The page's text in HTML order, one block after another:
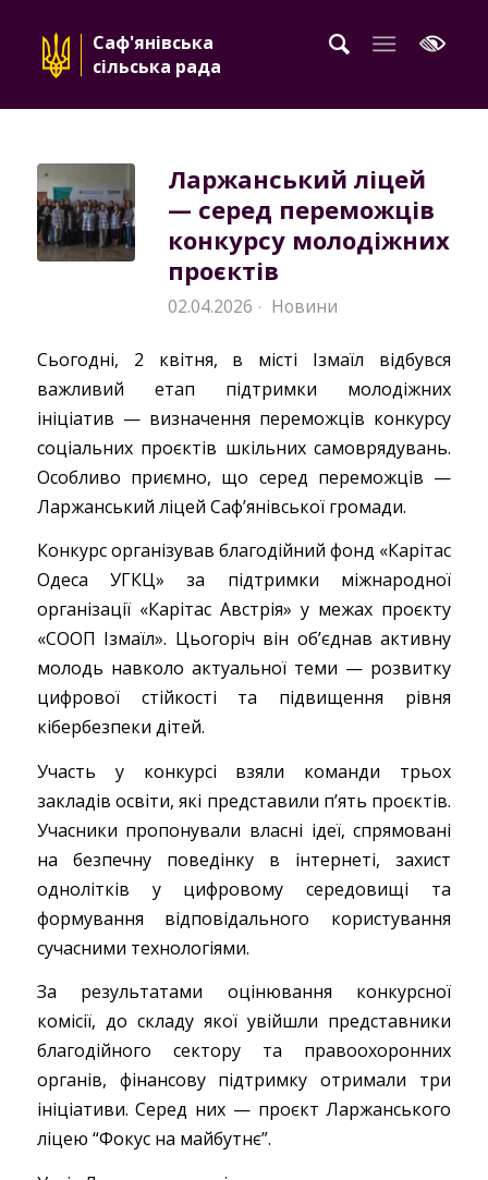
Саф'янівська
сільська рада
Ларжанський ліцей
— серед переможців
конкурсу молодіжних
проєктів
02.04.2026 · Новини
Сьогодні, 2 квітня, в місті Ізмаїл відбувся
важливий етап підтримки молодіжних
ініціатив — визначення переможців конкурсу
соціальних проєктів шкільних самоврядувань.
Особливо приємно, що серед переможців —
Ларжанський ліцей Саф’янівської громади.
Конкурс організував благодійний фонд «Карітас
Одеса УГКЦ» за підтримки міжнародної
організації «Карітас Австрія» у межах проєкту
«СООП Ізмаїл». Цьогоріч він об’єднав активну
молодь навколо актуальної теми — розвитку
цифрової стійкості та підвищення рівня
кібербезпеки дітей.
Участь у конкурсі взяли команди трьох
закладів освіти, які представили п’ять проєктів.
Учасники пропонували власні ідеї, спрямовані
на безпечну поведінку в інтернеті, захист
однолітків у цифровому середовищі та
формування відповідального користування
сучасними технологіями.
За результатами оцінювання конкурсної
комісії, до складу якої увійшли представники
благодійного сектору та правоохоронних
органів, фінансову підтримку отримали три
ініціативи. Серед них — проєкт Ларжанського
ліцею “Фокус на майбутнє”.